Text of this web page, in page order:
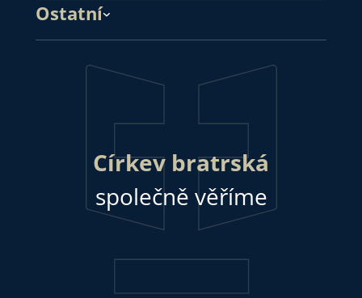
Ostatní
Církev bratrská
společně věříme